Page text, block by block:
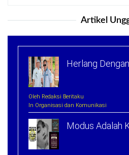
Artikel
Herlang
Oleh Redaksi Beritaku
In Organisasi dan Komunikasi
Modus Adalah